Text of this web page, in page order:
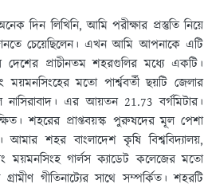
লিখিনি, আমি পরীক্ষার প্রস্তুতি নিয়ে
চেয়েছিলেন। এখন আমি আপনাকে এটি
প্রাচীনতম শহরগুলির মধ্যে একটি।
মতো পার্শ্ববর্তী ছয়টি জেলার
নাসিরাবাদ। এর আয়তন 21.73 বর্গমিটার।
শহরের প্রাপ্তবয়স্ক পুরুষদের মূল পেশা
আমার শহর বাংলাদেশ কৃষি বিশ্ববিদ্যালয়,
ময়মনসিংহ গার্লস ক্যাডেট কলেজের মতো
গীতিনাট্যের সাথে সম্পর্কিত। শহরটি